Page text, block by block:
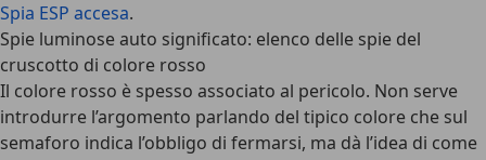
Spia ESP accesa.
Spie luminose auto significato: elenco delle spie del
cruscotto di colore rosso
Il colore rosso è spesso associato al pericolo. Non serve
introdurre l’argomento parlando del tipico colore che sul
semaforo indica l’obbligo di fermarsi, ma dà l’idea di come